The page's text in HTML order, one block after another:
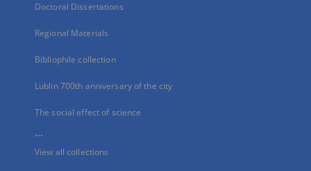
Doctoral Dissertations
Regional Materials
Bibliophile collection
Lublin 700th anniversary of the city
The social effect of science
...
View all collections